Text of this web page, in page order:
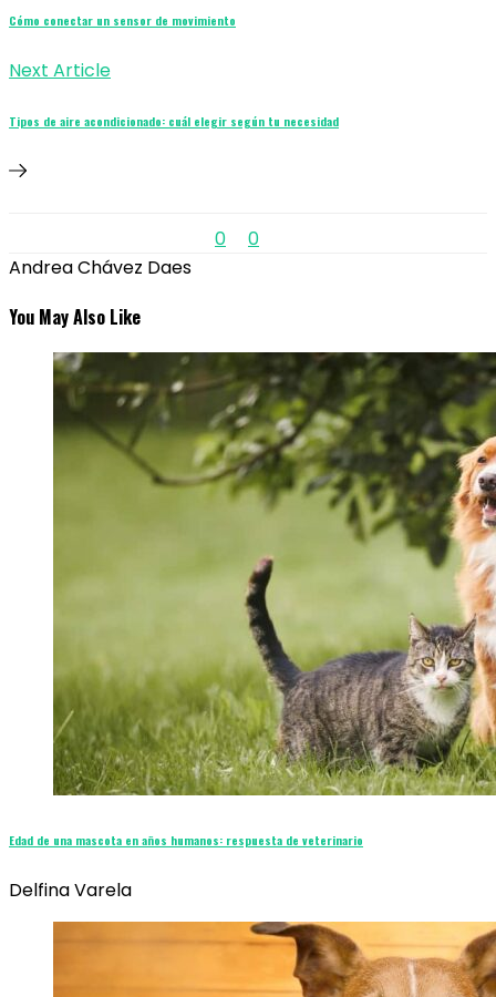
Cómo conectar un sensor de movimiento
Next Article
Tipos de aire acondicionado: cuál elegir según tu necesidad
0
0
Andrea Chávez Daes
You May Also Like
Edad de una mascota en años humanos: respuesta de veterinario
Delfina Varela